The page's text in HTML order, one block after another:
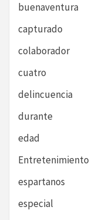
buenaventura
capturado
colaborador
cuatro
delincuencia
durante
edad
Entretenimiento
espartanos
especial